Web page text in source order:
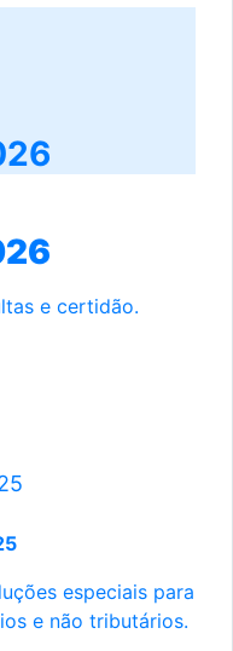
e certidão.
especiais para
e não tributários.